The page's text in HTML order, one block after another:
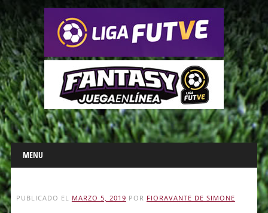
Main menu
Skip
to
content
MENU
PUBLICADO EL MARZO 5, 2019 POR FIORAVANTE DE SIMONE